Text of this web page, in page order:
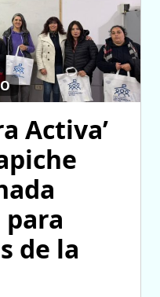
Activa’
de la